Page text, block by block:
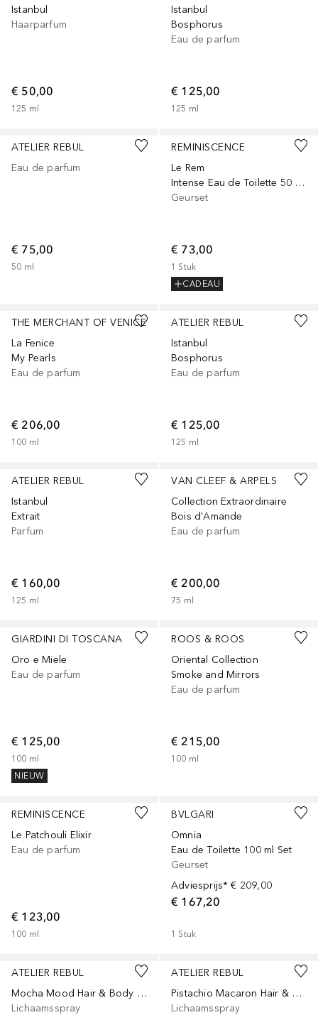
Istanbul
Haarparfum
€ 50,00
125 ml
Istanbul
Bosphorus
Eau de parfum
€ 125,00
125 ml
ATELIER REBUL
Eau de parfum
€ 75,00
50 ml
REMINISCENCE
Le Rem
Intense Eau de Toilette 50 ml Set
Geurset
€ 73,00
1 Stuk
CADEAU
THE MERCHANT OF VENICE
La Fenice
My Pearls
Eau de parfum
€ 206,00
100 ml
ATELIER REBUL
Istanbul
Bosphorus
Eau de parfum
€ 125,00
125 ml
ATELIER REBUL
Istanbul
Extrait
Parfum
€ 160,00
125 ml
VAN CLEEF & ARPELS
Collection Extraordinaire
Bois d'Amande
Eau de parfum
€ 200,00
75 ml
GIARDINI DI TOSCANA
Oro e Miele
Eau de parfum
€ 125,00
100 ml
NIEUW
ROOS & ROOS
Oriental Collection
Smoke and Mirrors
Eau de parfum
€ 215,00
100 ml
REMINISCENCE
Le Patchouli Elixir
Eau de parfum
€ 123,00
100 ml
BVLGARI
Omnia
Eau de Toilette 100 ml Set
Geurset
Adviesprijs* € 209,00
€ 167,20
1 Stuk
ATELIER REBUL
Mocha Mood Hair & Body Mist
Lichaamsspray
ATELIER REBUL
Pistachio Macaron Hair & Body Mist
Lichaamsspray